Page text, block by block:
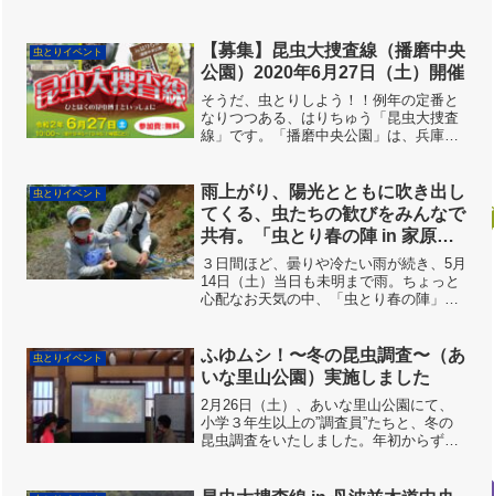
虫とりイベント
【募集】昆虫大捜査線（播磨中央
公園）2020年6月27日（土）開催
そうだ、虫とりしよう！！例年の定番と
なりつつある、はりちゅう「昆虫大捜査
線」です。「播磨中央公園」は、兵庫県
木林、草原、と、多様な環境があり、多
様な昆虫が見られるところ...
虫とりイベント
雨上がり、陽光とともに吹き出し
てくる、虫たちの歓びをみんなで
共有。「虫とり春の陣 in 家原遺
跡公園」2022
３日間ほど、曇りや冷たい雨が続き、5月
14日（土）当日も未明まで雨。ちょっと
心配なお天気の中、「虫とり春の陣」家
はいっせいに、元気に飛びはじめ、それ
に伴って、みんなの虫と...
虫とりイベント
ふゆムシ！〜冬の昆虫調査〜（あ
いな里山公園）実施しました
2月26日（土）、あいな里山公園にて、
小学３年生以上の”調査員”たちと、冬の
昆虫調査をいたしました。年初からずっ